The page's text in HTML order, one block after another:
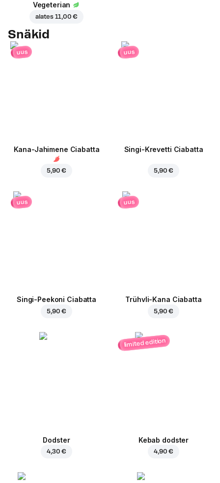
Vegeterian
alates 11,00 €
Snäkid
uus
Kana-Jahimene Ciabatta
5,90 €
uus
Singi-Krevetti Ciabatta
5,90 €
uus
Singi-Peekoni Ciabatta
5,90 €
uus
Trühvli-Kana Ciabatta
5,90 €
Dodster
4,30 €
limited edition
Kebab dodster
4,90 €